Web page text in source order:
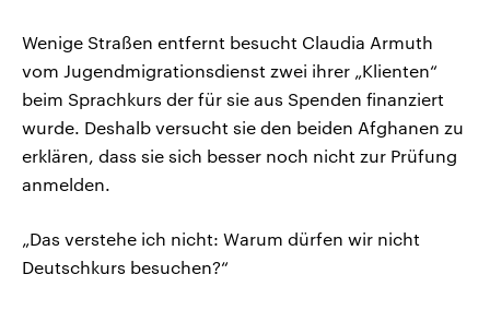
Wenige Straßen entfernt besucht Claudia Armuth
vom Jugendmigrationsdienst zwei ihrer „Klienten“
beim Sprachkurs der für sie aus Spenden finanziert
wurde. Deshalb versucht sie den beiden Afghanen zu
erklären, dass sie sich besser noch nicht zur Prüfung
anmelden.
„Das verstehe ich nicht: Warum dürfen wir nicht
Deutschkurs besuchen?“